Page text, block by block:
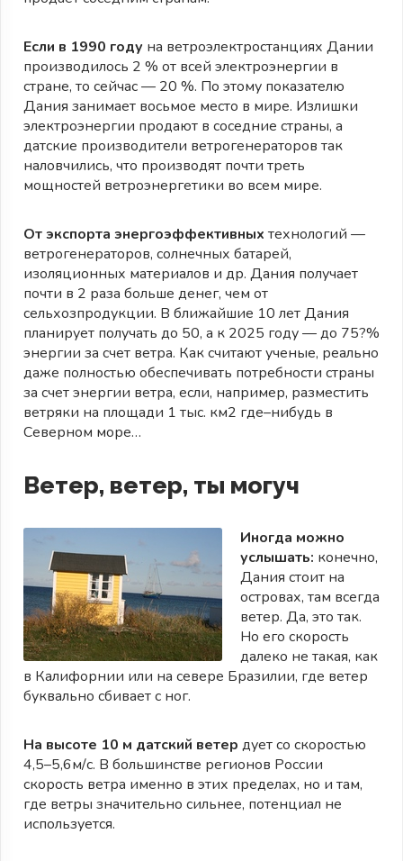
Если в 1990 году на ветро­электростанциях Дании
производилось 2 % от всей электроэнергии в
стране, то сейчас — 20 %. По этому показателю
Дания занимает восьмое место в мире. Излишки
электроэнергии продают в соседние страны, а
датские производители ветрогенераторов так
наловчились, что производят почти треть
мощностей ветроэнергетики во всем мире.
От экспорта энергоэффективных технологий —
ветрогенераторов, солнечных батарей,
изоляционных материалов и др. Дания получает
почти в 2 раза больше денег, чем от
сельхозпродукции. В ближайшие 10 лет Дания
планирует получать до 50, а к 2025 году — до 75?%
энергии за счет ветра. Как считают ученые, реально
даже полностью обеспечивать потребности страны
за счет энергии ветра, если, например, разместить
ветряки на площади 1 тыс. км2 где–нибудь в
Северном море…
Ветер, ветер, ты могуч
Иногда можно
услышать: конечно,
Дания стоит на
островах, там всегда
ветер. Да, это так.
Но его скорость
далеко не такая, как
в Калифорнии или на севере Бразилии, где ветер
буквально сбивает с ног.
На высоте 10 м датский ветер дует со скоростью
4,5–5,6м/с. В большинстве регионов России
скорость ветра именно в этих пределах, но и там,
где ветры значительно сильнее, потенциал не
используется.